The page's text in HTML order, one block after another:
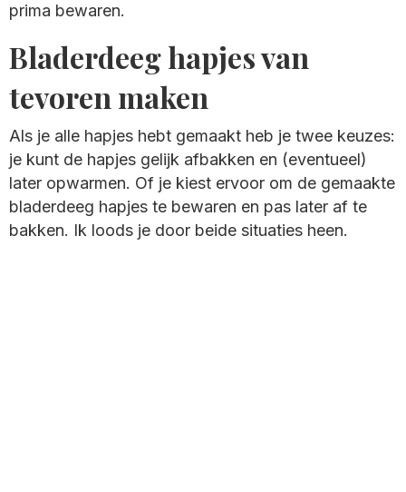
prima bewaren.
Bladerdeeg hapjes van
tevoren maken
Als je alle hapjes hebt gemaakt heb je twee keuzes:
je kunt de hapjes gelijk afbakken en (eventueel)
later opwarmen. Of je kiest ervoor om de gemaakte
bladerdeeg hapjes te bewaren en pas later af te
bakken. Ik loods je door beide situaties heen.